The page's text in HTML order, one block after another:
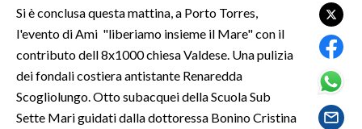
GOSSIP
SALUTE
Si è conclusa questa mattina, a Porto Torres,
l'evento di Ami "liberiamo insieme il Mare" con il
contributo dell 8x1000 chiesa Valdese. Una pulizia
dei fondali costiera antistante Renaredda
Scogliolungo. Otto subacquei della Scuola Sub
Sette Mari guidati dalla dottoressa Bonino Cristina